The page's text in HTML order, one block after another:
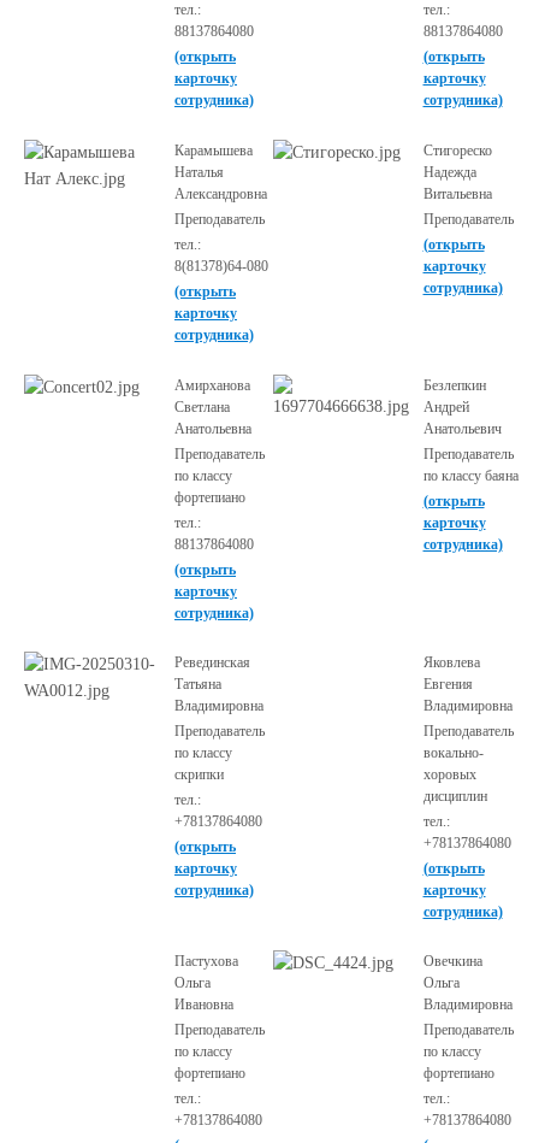
тел.:
88137864080
(открыть
карточку
сотрудника)
тел.:
88137864080
(открыть
карточку
сотрудника)
Карамышева
Наталья
Александровна
Преподаватель
тел.:
8(81378)64-080
(открыть
карточку
сотрудника)
Стигореско
Надежда
Витальевна
Преподаватель
(открыть
карточку
сотрудника)
Амирханова
Светлана
Анатольевна
Преподаватель
по классу
фортепиано
тел.:
88137864080
(открыть
карточку
сотрудника)
Безлепкин
Андрей
Анатольевич
Преподаватель
по классу баяна
(открыть
карточку
сотрудника)
Ревединская
Татьяна
Владимировна
Преподаватель
по классу
скрипки
тел.:
+78137864080
(открыть
карточку
сотрудника)
Яковлева
Евгения
Владимировна
Преподаватель
вокально-
хоровых
дисциплин
тел.:
+78137864080
(открыть
карточку
сотрудника)
Пастухова
Ольга
Ивановна
Преподаватель
по классу
фортепиано
тел.:
+78137864080
Овечкина
Ольга
Владимировна
Преподаватель
по классу
фортепиано
тел.:
+78137864080